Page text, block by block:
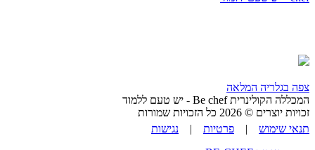
צפה בגלריה המלאה
המכללה הקולינרית Be chef - יש טעם ללמוד
זכויות יוצרים © 2026 כל הזכויות שמורות
תנאי שימוש | פרטיות | נגישות